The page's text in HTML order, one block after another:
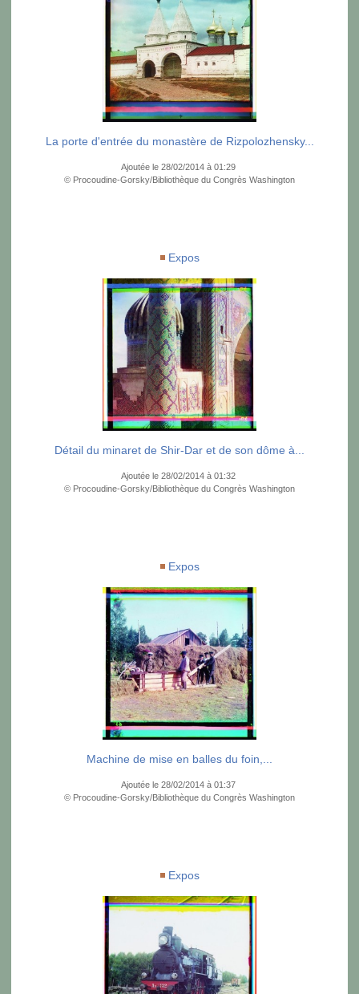
La porte d'entrée du monastère de Rizpolozhensky...
Ajoutée le 28/02/2014 à 01:29
© Procoudine-Gorsky/Bibliothèque du Congrès Washington
Expos
Détail du minaret de Shir-Dar et de son dôme à...
Ajoutée le 28/02/2014 à 01:32
© Procoudine-Gorsky/Bibliothèque du Congrès Washington
Expos
Machine de mise en balles du foin,...
Ajoutée le 28/02/2014 à 01:37
© Procoudine-Gorsky/Bibliothèque du Congrès Washington
Expos